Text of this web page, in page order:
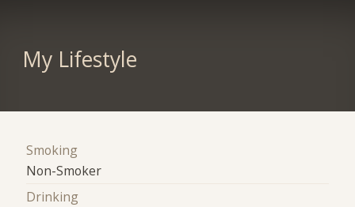
My Lifestyle
Smoking
Non-Smoker
Drinking